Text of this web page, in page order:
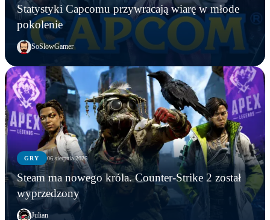
Statystyki Capcomu przywracają wiarę w młode
pokolenie
SoSlowGamer
GRY 06 sierpnia 2026
Steam ma nowego króla. Counter-Strike 2 został
wyprzedzony
Julian